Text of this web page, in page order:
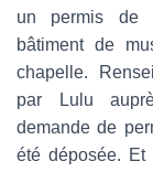
un permis de
bâtiment de
chapelle.
par Lulu
demande de
été déposée. Et